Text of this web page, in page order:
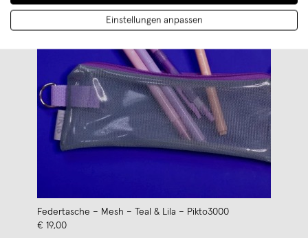
Federtasche – Mesh – Teal & Lila – Pikto3000
€ 19,00
Einstellungen anpassen